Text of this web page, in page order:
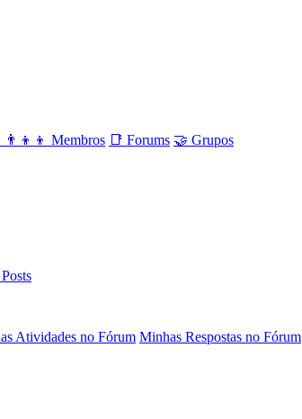
Membros 📑 Forums 🤝 Grupos
Atividades no Fórum Minhas Respostas no Fórum